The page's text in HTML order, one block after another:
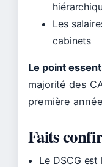
Les
cabinets
Le point
majorité des
première
Faits
Le DSCG